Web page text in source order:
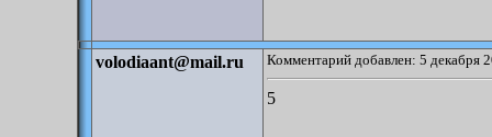
volodiaant@mail.ru Комментарий добавлен: 5 декабря
5